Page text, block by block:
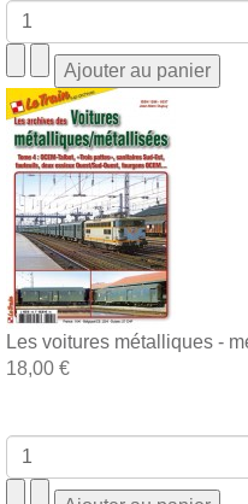
Les voitures métalliques -
18,00 €